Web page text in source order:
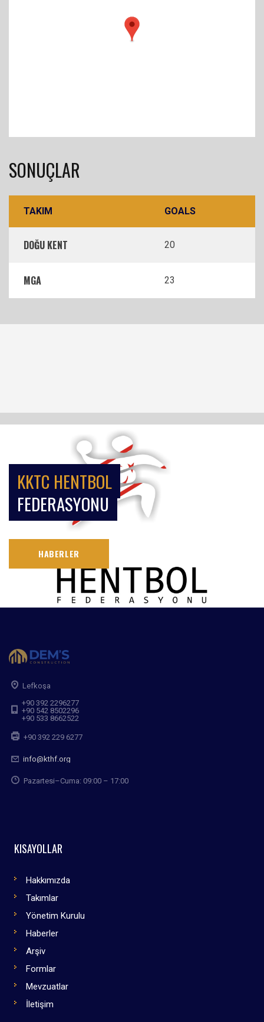
SONUÇLAR
TAKIM GOALS
DOĞU KENT 20
MGA 23
KKTC HENTBOL
FEDERASYONU
HABERLER
Lefkoşa
+90 392 2296277
+90 542 8502296
+90 533 8662522
+90 392 229 6277
info@kthf.org
Pazartesi–Cuma: 09:00 – 17:00
KISAYOLLAR
Hakkımızda
Takımlar
Yönetim Kurulu
Haberler
Arşiv
Formlar
Mevzuatlar
İletişim